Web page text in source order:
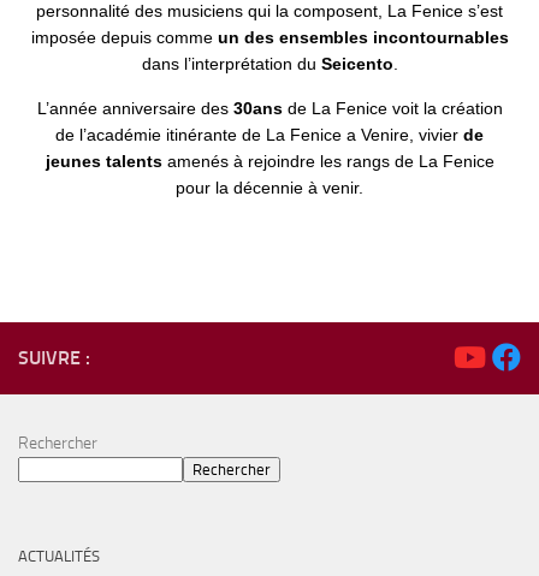
personnalité des musiciens qui la composent, La Fenice s’est
imposée depuis comme un des ensembles incontournables
dans l’interprétation du Seicento.
L’année anniversaire des 30ansde La Fenice voit la création
de l’académie itinérante de La Fenice a Venire, vivier de
jeunes talentsamenés à rejoindre les rangs de La Fenice
pour la décennie à venir.
SUIVRE :
Rechercher
Rechercher
ACTUALITÉS